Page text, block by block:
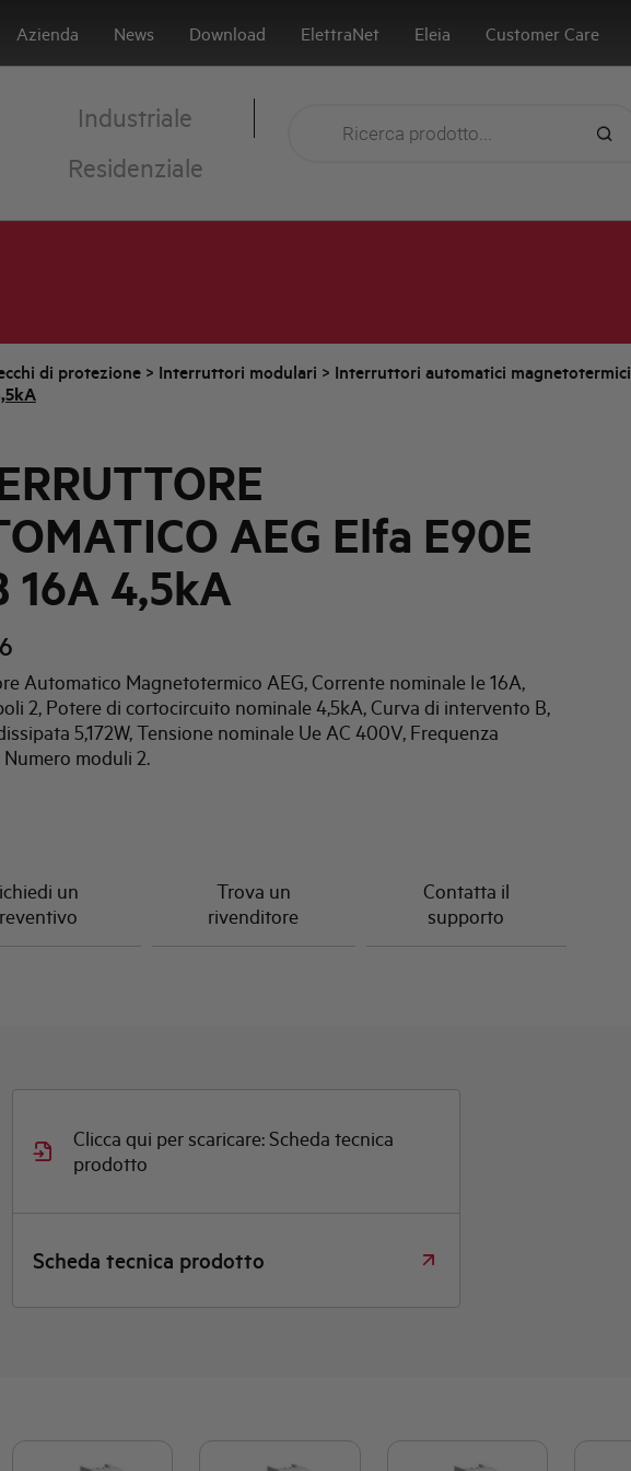
Azienda News Download ElettraNet Eleia Customer Care
Industriale
Residenziale
di protezione > Interruttori modulari > Interruttori automatici magnetotermici
AEG Elfa E90E
16A 4,5kA
Automatico Magnetotermico AEG, Corrente nominale Ie 16A,
2, Potere di cortocircuito nominale 4,5kA, Curva di intervento B,
5,172W, Tensione nominale Ue AC 400V, Frequenza
moduli 2.
un
Trova un
rivenditore
Contatta il
supporto
Clicca qui per scaricare: Scheda tecnica
prodotto
Scheda tecnica prodotto